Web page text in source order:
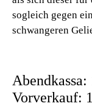
sogleich gegen
schwangeren
Abendkassa:
Vorverkauf: